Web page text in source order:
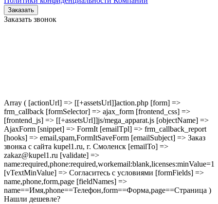
Заказать
Заказать звонок
Array ( [actionUrl] => [[+assetsUrl]]action.php [form] =>
frm_callback [formSelector] => ajax_form [frontend_css] =>
[frontend_js] => [[+assetsUrl]]js/mega_apparat.js [objectName] =>
AjaxForm [snippet] => FormIt [emailTpl] => frm_callback_report
[hooks] => email,spam,FormItSaveForm [emailSubject] => Заказ
звонка с сайта kupel1.ru, г. Смоленск [emailTo] =>
zakaz@kupel1.ru [validate] =>
name:required,phone:required,workemail:blank,licenses:minValue=1
[vTextMinValue] => Согласитесь с условиями [formFields] =>
name,phone,form,page [fieldNames] =>
name==Имя,phone==Телефон,form==Форма,page==Страница )
Нашли дешевле?